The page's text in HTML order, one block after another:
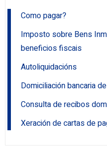
Como pagar?
Imposto sobre Bens
beneficios fiscais
Autoliquidacións
Domiciliación bancaria
Consulta de recibos
Xeración de cartas de